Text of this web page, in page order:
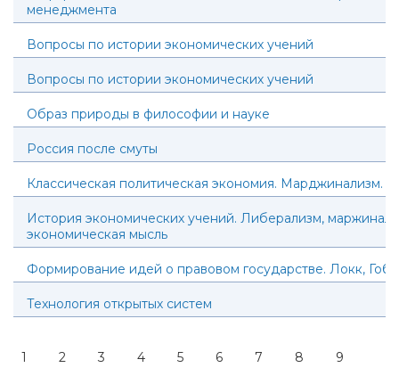
менеджмента
Вопросы по истории экономических учений
Вопросы по истории экономических учений
Образ природы в философии и науке
Россия после смуты
Классическая политическая экономия. Марджинализм.
История экономических учений. Либерализм,
экономическая мысль
Формирование идей о правовом государстве. Локк,
Технология открытых систем
1 2 3 4 5 6 7 8
9